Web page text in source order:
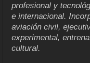
profesional y
e internacional.
aviación civil,
experimental,
cultural.